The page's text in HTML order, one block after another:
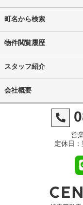
町名から検索
物件閲覧履歴
スタッフ紹介
会社概要
営
定休日